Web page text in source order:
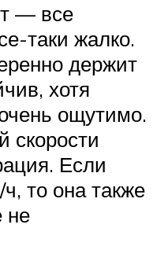
— все
таки жалко.
держит
хотя
ощутимо.
скорости
Если
то она также
не